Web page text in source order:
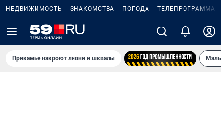
НЕДВИЖИМОСТЬ ЗНАКОМСТВА ПОГОДА ТЕЛЕПРОГРАММА
Прикамье накроют ливни и шквалы